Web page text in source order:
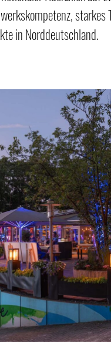
in Norddeutschland.